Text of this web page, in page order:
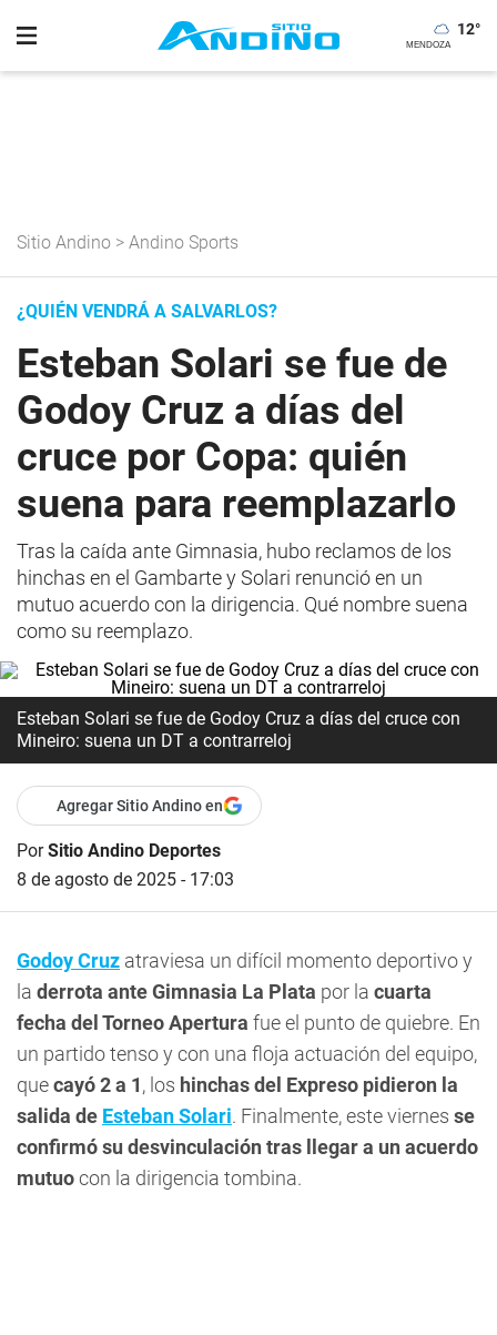
12°
Sitio Andino > Andino Sports
¿QUIÉN VENDRÁ A SALVARLOS?
Esteban Solari se fue de
Godoy Cruz a días del
cruce por Copa: quién
suena para reemplazarlo
Tras la caída ante Gimnasia, hubo reclamos de los
hinchas en el Gambarte y Solari renunció en un
mutuo acuerdo con la dirigencia. Qué nombre suena
como su reemplazo.
Esteban Solari se fue de Godoy Cruz a días del cruce con
Mineiro: suena un DT a contrarreloj
Agregar Sitio Andino en
PorSitio Andino Deportes
8 de agosto de 2025 - 17:03
Godoy Cruz atraviesa un difícil momento deportivo y
la derrota ante Gimnasia La Plata por la cuarta
fecha del Torneo Apertura fue el punto de quiebre. En
un partido tenso y con una floja actuación del equipo,
quecayó 2 a 1, los hinchas del Expreso pidieron la
salida de Esteban Solari. Finalmente, este viernes se
confirmó su desvinculación tras llegar a un acuerdo
mutuocon la dirigencia tombina.